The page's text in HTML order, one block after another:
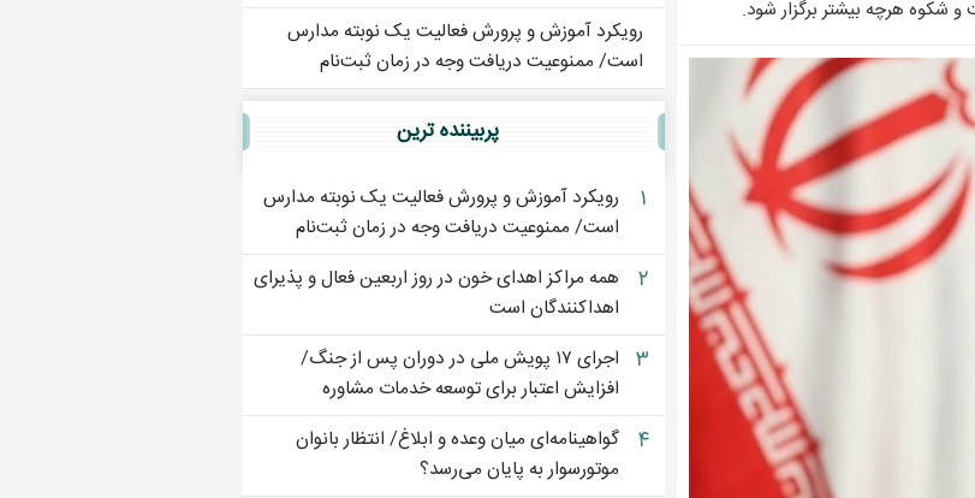
شکوه هرچه بیشتر برگزار شود.
رویکرد آموزش و پرورش فعالیت یک نوبته مدارس
است/ ممنوعیت دریافت وجه در زمان ثبت‌نام
پربيننده ترين
۱
رویکرد آموزش و پرورش فعالیت یک نوبته مدارس
است/ ممنوعیت دریافت وجه در زمان ثبت‌نام
۲
همه مراکز اهدای خون در روز اربعین فعال و پذیرای
اهداکنندگان است
۳
اجرای ۱۷ پویش ملی در دوران پس از جنگ/
افزایش اعتبار برای توسعه خدمات مشاوره
۴
گواهینامه‌ای میان وعده و ابلاغ/ انتظار بانوان
موتورسوار به پایان می‌رسد؟